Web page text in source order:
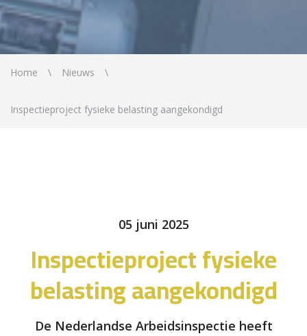
Home Nieuws
Inspectieproject fysieke belasting aangekondigd
05 juni 2025
Inspectieproject fysieke
belasting aangekondigd
De Nederlandse Arbeidsinspectie heeft